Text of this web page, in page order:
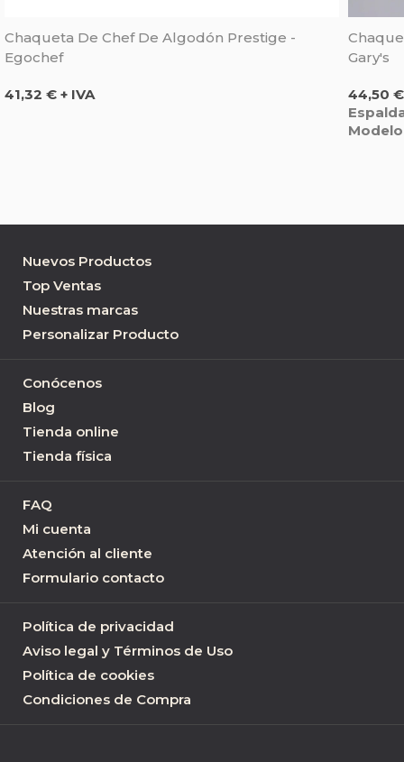
Chaqueta De Chef De Algodón Prestige -
Egochef
Precio
41,32 € + IVA
Gary's
Precio
44,50 €
Nuevos Productos
Top Ventas
Nuestras marcas
Personalizar Producto
Conócenos
Blog
Tienda online
Tienda física
FAQ
Mi cuenta
Atención al cliente
Formulario contacto
Política de privacidad
Aviso legal y Términos de Uso
Política de cookies
Condiciones de Compra